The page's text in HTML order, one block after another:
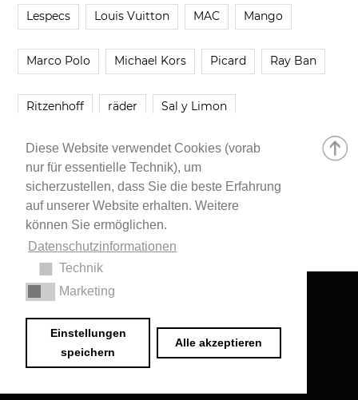
Diese Website verwendet Cookies (vorab
nur für essentielle Technik), um
sicherzustellen, dass Sie die beste Erfahrung
auf unserer Website erhalten. Weitere
können Sie ermöglichen.
Datenschutzinformationen
Technik
Marketing
Einstellungen
speichern
Alle akzeptieren
Lespecs Louis Vuitton MAC Mango
Marco Polo Michael Kors Picard Ray Ban
Ritzenhoff räder Sal y Limon
Smartbuyglasses smash! Steve Madden
Younique Zara
Impressum
© 2020 Dr. Sarah Schwab-Jung